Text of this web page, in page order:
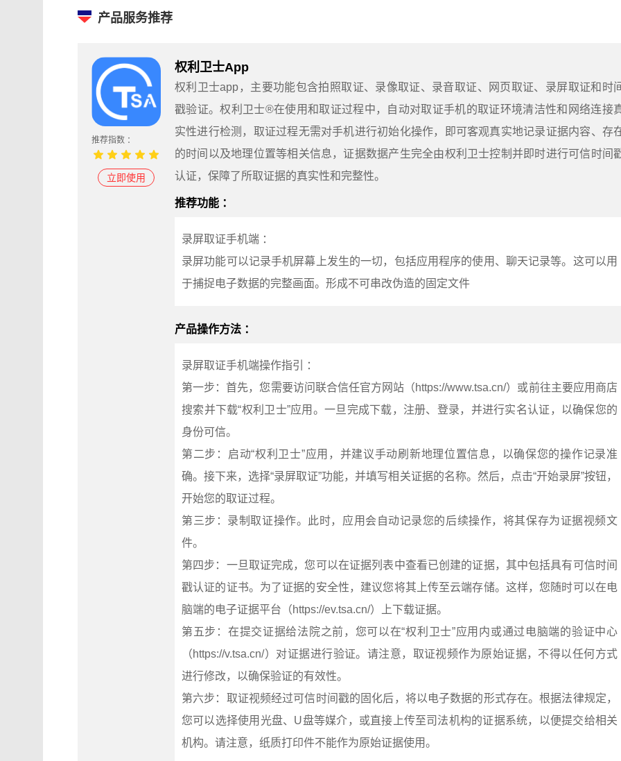
产品服务推荐
推荐指数 ：
立即使用
权利卫士App
权利卫士app，主要功能包含拍照取证、录像取证、录音取证、网页取证、录屏取证和时间
戳验证。权利卫士®在使用和取证过程中，自动对取证手机的取证环境清洁性和网络连接
实性进行检测，取证过程无需对手机进行初始化操作，即可客观真实地记录证据内容、存
的时间以及地理位置等相关信息，证据数据产生完全由权利卫士控制并即时进行可信时间
认证，保障了所取证据的真实性和完整性。
推荐功能 ：
录屏取证手机端 ：
录屏功能可以记录手机屏幕上发生的一切，包括应用程序的使用、聊天记录等。这可以用
于捕捉电子数据的完整画面。形成不可串改伪造的固定文件
产品操作方法 ：
录屏取证手机端操作指引 ：
第一步：首先，您需要访问联合信任官方网站（https://www.tsa.cn/）或前往主要应用商店
搜索并下载“权利卫士”应用。一旦完成下载，注册、登录，并进行实名认证，以确保您的
身份可信。
第二步：启动“权利卫士”应用，并建议手动刷新地理位置信息，以确保您的操作记录准
确。接下来，选择“录屏取证”功能，并填写相关证据的名称。然后，点击“开始录屏”按钮，
开始您的取证过程。
第三步：录制取证操作。此时，应用会自动记录您的后续操作，将其保存为证据视频文
件。
第四步：一旦取证完成，您可以在证据列表中查看已创建的证据，其中包括具有可信时间
戳认证的证书。为了证据的安全性，建议您将其上传至云端存储。这样，您随时可以在电
脑端的电子证据平台（https://ev.tsa.cn/）上下载证据。
第五步：在提交证据给法院之前，您可以在“权利卫士”应用内或通过电脑端的验证中心
（https://v.tsa.cn/）对证据进行验证。请注意，取证视频作为原始证据，不得以任何方式
进行修改，以确保验证的有效性。
第六步：取证视频经过可信时间戳的固化后，将以电子数据的形式存在。根据法律规定，
您可以选择使用光盘、U盘等媒介，或直接上传至司法机构的证据系统，以便提交给相关
机构。请注意，纸质打印件不能作为原始证据使用。